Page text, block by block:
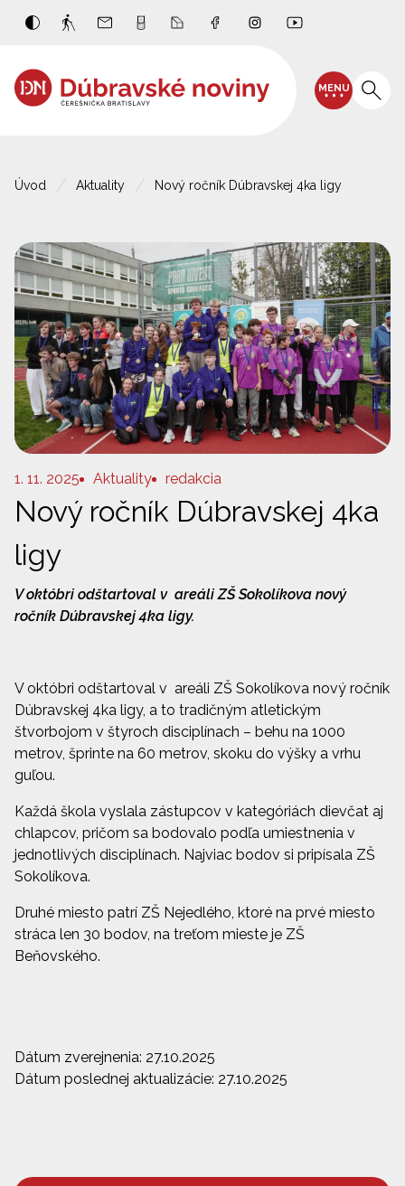
MENU
Úvod Aktuality Nový ročník Dúbravskej 4ka ligy
1. 11. 2025 Aktuality redakcia
Nový ročník Dúbravskej 4ka
ligy
V októbri odštartoval v areáli ZŠ Sokolíkova nový
ročník Dúbravskej 4ka ligy.
V októbri odštartoval v areáli ZŠ Sokolíkova nový ročník
Dúbravskej 4ka ligy, a to tradičným atletickým
štvorbojom v štyroch disciplínach – behu na 1000
metrov, šprinte na 60 metrov, skoku do výšky a vrhu
guľou.
Každá škola vyslala zástupcov v kategóriách dievčat aj
chlapcov, pričom sa bodovalo podľa umiestnenia v
jednotlivých disciplínach. Najviac bodov si pripísala ZŠ
Sokolíkova.
Druhé miesto patrí ZŠ Nejedlého, ktoré na prvé miesto
stráca len 30 bodov, na treťom mieste je ZŠ
Beňovského.
Dátum zverejnenia: 27.10.2025
Dátum poslednej aktualizácie: 27.10.2025